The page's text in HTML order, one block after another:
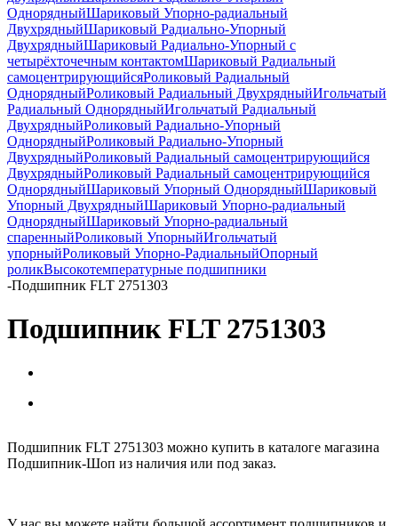
ОднорядныйШариковый Упорно-радиальный
ДвухрядныйШариковый Радиально-Упорный
ДвухрядныйШариковый Радиально-Упорный с
четырёхточечным контактомШариковый Радиальный
самоцентрирующийсяРоликовый Радиальный
ОднорядныйРоликовый Радиальный ДвухрядныйИгольчатый
Радиальный ОднорядныйИгольчатый Радиальный
ДвухрядныйРоликовый Радиально-Упорный
ОднорядныйРоликовый Радиально-Упорный
ДвухрядныйРоликовый Радиальный самоцентрирующийся
ДвухрядныйРоликовый Радиальный самоцентрирующийся
ОднорядныйШариковый Упорный ОднорядныйШариковый
Упорный ДвухрядныйШариковый Упорно-радиальный
ОднорядныйШариковый Упорно-радиальный
спаренныйРоликовый УпорныйИгольчатый
упорныйРоликовый Упорно-РадиальныйОпорный
роликВысокотемпературные подшипники
-Подшипник FLT 2751303
Подшипник FLT 2751303
Подшипник FLT 2751303 можно купить в каталоге магазина
Подшипник-Шоп из наличия или под заказ.